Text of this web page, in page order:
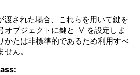
渡された場合、これらを用いて鍵を
オブジェクトに鍵と IV を設定しま
かたは非標準的であるため利用すべ
ん。